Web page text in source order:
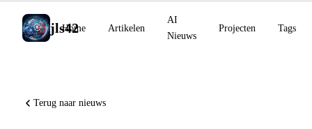
jls42
Home Artikelen
AI
Nieuws
Projecten Tags
Terug naar nieuws